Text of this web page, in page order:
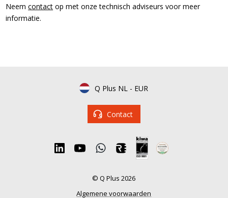
Neemcontact op met onze technisch adviseurs voor meer
informatie.
Q Plus NL - EUR
Contact
© Q Plus 2026
Algemene voorwaarden